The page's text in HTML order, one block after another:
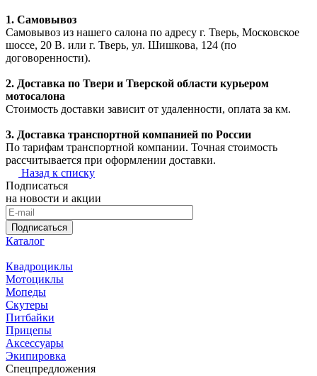
1. Самовывоз
Самовывоз из нашего салона по адресу г. Тверь, Московское
шоссе, 20 В. или г. Тверь, ул. Шишкова, 124 (по
договоренности).
2. Доставка по Твери и Тверской области курьером
мотосалона
Стоимость доставки зависит от удаленности, оплата за км.
3. Доставка транспортной компанией по России
По тарифам транспортной компании. Точная стоимость
рассчитывается при оформлении доставки.
Назад к списку
Подписаться
на новости и акции
Подписаться
Каталог
Квадроциклы
Мотоциклы
Мопеды
Скутеры
Питбайки
Прицепы
Аксессуары
Экипировка
Спецпредложения